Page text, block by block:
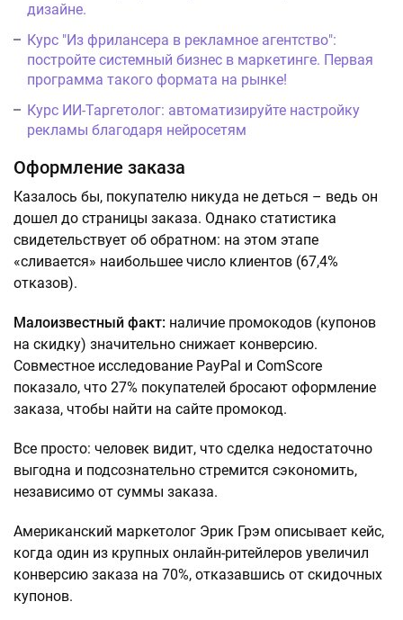
дизайне.
Курс "Из фрилансера в рекламное агентство":
постройте системный бизнес в маркетинге. Первая
программа такого формата на рынке!
Курс ИИ-Таргетолог: автоматизируйте настройку
рекламы благодаря нейросетям
Оформление заказа
Казалось бы, покупателю никуда не деться – ведь он
дошел до страницы заказа. Однако статистика
свидетельствует об обратном: на этом этапе
«сливается» наибольшее число клиентов (67,4%
отказов).
Малоизвестный факт: наличие промокодов (купонов
на скидку) значительно снижает конверсию.
Совместное исследование PayPal и ComScore
показало, что 27% покупателей бросают оформление
заказа, чтобы найти на сайте промокод.
Все просто: человек видит, что сделка недостаточно
выгодна и подсознательно стремится сэкономить,
независимо от суммы заказа.
Американский маркетолог Эрик Грэм описывает кейс,
когда один из крупных онлайн-ритейлеров увеличил
конверсию заказа на 70%, отказавшись от скидочных
купонов.